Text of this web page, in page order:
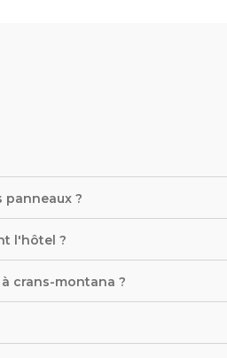
?
l'hôtel ?
crans-montana ?